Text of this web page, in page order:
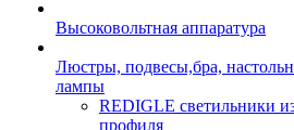
Высоковольтная аппаратура
Люстры, подвесы,бра,
лампы
REDIGLE светильники
профиля